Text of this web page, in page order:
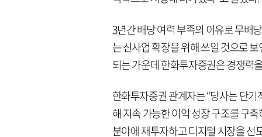
3년간 배당 여력 부족의 이유로 무배
는 신사업 확장을 위해 쓰일 것으로
되는 가운데 한화투자증권은 경쟁력
한화투자증권 관계자는 “당사는 단
해 지속 가능한 이익 성장 구조를 구
분야에 재투자하고 디지털 시장을 선